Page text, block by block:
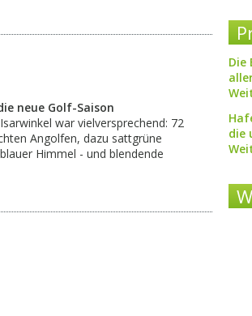
neue Golf-Saison
war vielversprechend: 72
Angolfen, dazu sattgrüne
Himmel - und blendende
Die
die